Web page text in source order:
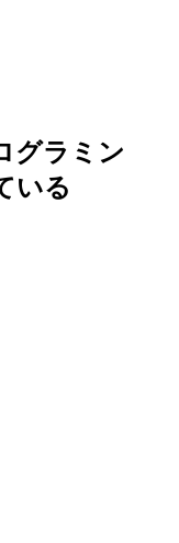
グラミン
いる